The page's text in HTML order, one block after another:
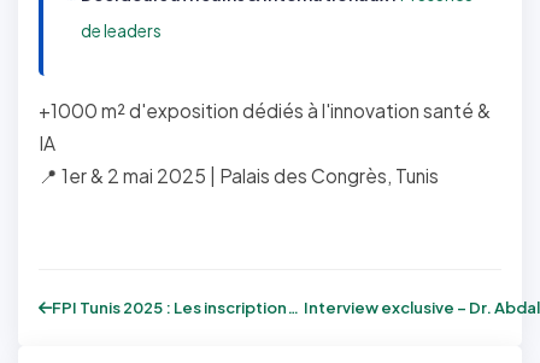
de leaders
+1000 m² d'exposition dédiés à l'innovation santé &
IA
📍 1er & 2 mai 2025 | Palais des Congrès, Tunis
FPI Tunis 2025 : Les inscriptions sont o...